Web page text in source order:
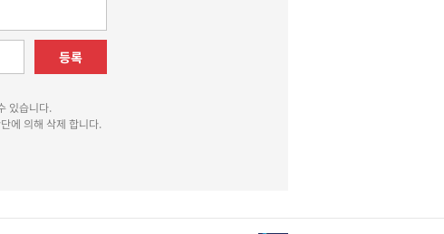
등록
있습니다.
에 의해 삭제 합니다.